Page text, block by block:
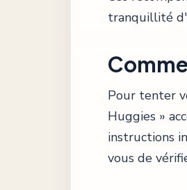
tranquillité
Pour tenter
Huggies »
instructions
vous de